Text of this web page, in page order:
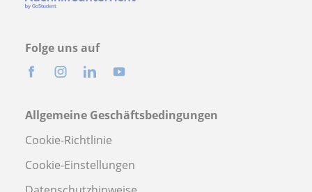
Folge uns auf
Allgemeine Geschäftsbedingungen
Cookie-Richtlinie
Cookie-Einstellungen